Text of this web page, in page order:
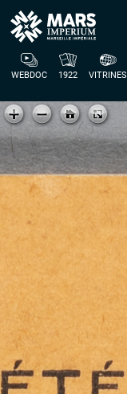
WEBDOC 1922 VITRINES